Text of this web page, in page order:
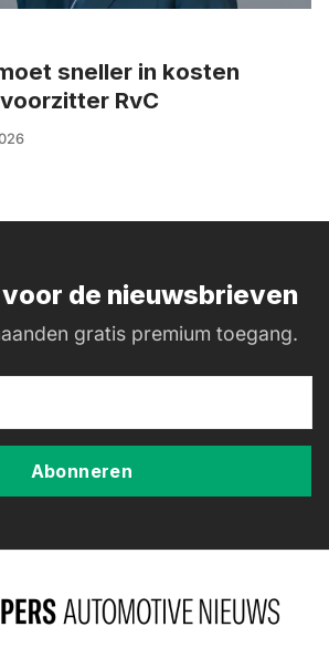
sneller in kosten
RvC
voor de nieuwsbrieven
gratis premium toegang.
Abonneren